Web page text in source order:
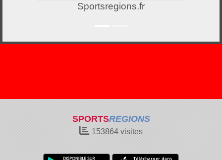
Sportsregions.fr
SPORTSREGIONS
153864 visites